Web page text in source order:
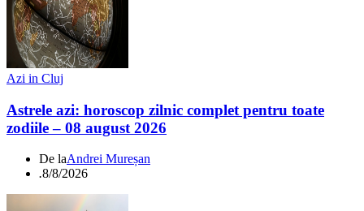
Azi in Cluj
Astrele azi: horoscop zilnic complet pentru toate
zodiile – 08 august 2026
De laAndrei Mureșan
.8/8/2026